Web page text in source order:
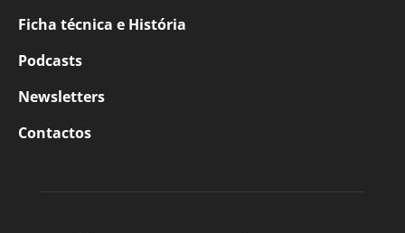
Ficha técnica e História
Podcasts
Newsletters
Contactos